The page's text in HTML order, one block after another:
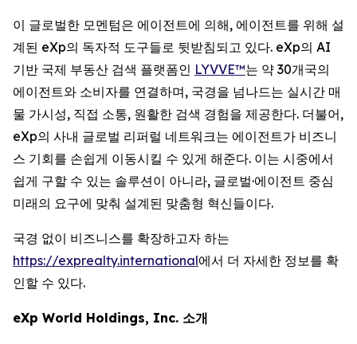
이 글로벌한 모멘텀은 에이전트에 의해, 에이전트를 위해 설
계된 eXp의 독자적 도구들로 뒷받침되고 있다. eXp의 AI
기반 국제 부동산 검색 플랫폼인 LYVVE™는 약 30개국의
에이전트와 소비자를 연결하며, 국경을 넘나드는 실시간 매
물 가시성, 직접 소통, 원활한 검색 경험을 제공한다. 더불어,
eXp의 사내 글로벌 리퍼럴 네트워크는 에이전트가 비즈니
스 기회를 손쉽게 이동시킬 수 있게 해준다. 이는 시중에서
쉽게 구할 수 있는 솔루션이 아니라, 글로벌·에이전트 중심
미래의 요구에 맞춰 설계된 맞춤형 혁신들이다.
국경 없이 비즈니스를 확장하고자 하는
https://exprealty.international에서 더 자세한 정보를 확
인할 수 있다.
eXp World Holdings, Inc. 소개